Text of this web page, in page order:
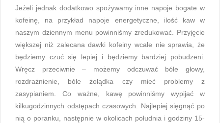
Jeżeli jednak dodatkowo spożywamy inne napoje bogate w
kofeinę, na przykład napoje energetyczne, ilość kaw w
naszym dziennym menu powinniśmy zredukować. Przyjęcie
większej niż zalecana dawki kofeiny wcale nie sprawia, że
będziemy czuć się lepiej i będziemy bardziej pobudzeni.
Wręcz przeciwnie – możemy odczuwać bóle głowy,
rozdrażnienie, bóle żołądka czy mieć problemy z
zasypianiem. Co ważne, kawę powinniśmy wypijać w
kilkugodzinnych odstępach czasowych. Najlepiej sięgnąć po
nią o poranku, następnie w okolicach południa i godziny 15-